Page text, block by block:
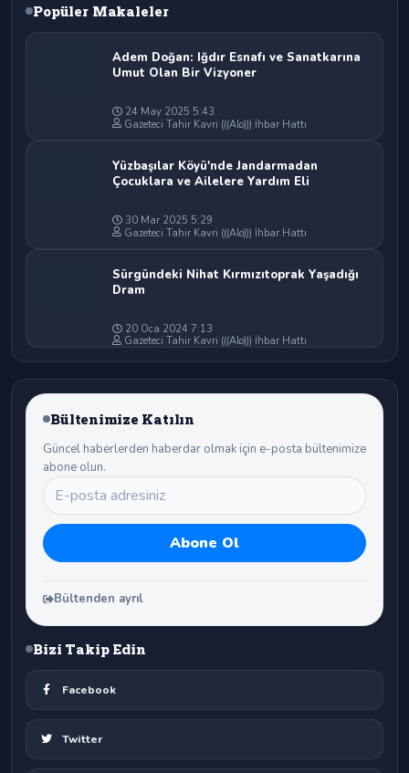
Popüler Makaleler
Adem Doğan: Iğdır Esnafı ve Sanatkarına
Umut Olan Bir Vizyoner
24 May 2025 5:43
Gazeteci Tahir Kavri (((Alo))) İhbar Hattı
Yüzbaşılar Köyü'nde Jandarmadan
Çocuklara ve Ailelere Yardım Eli
30 Mar 2025 5:29
Gazeteci Tahir Kavri (((Alo))) İhbar Hattı
Sürgündeki Nihat Kırmızıtoprak Yaşadığı
Dram
20 Oca 2024 7:13
Gazeteci Tahir Kavri (((Alo))) İhbar Hattı
Bültenimize Katılın
Güncel haberlerden haberdar olmak için e-posta bültenimize
abone olun.
Bültenden ayrıl
Bizi Takip Edin
Facebook
Twitter